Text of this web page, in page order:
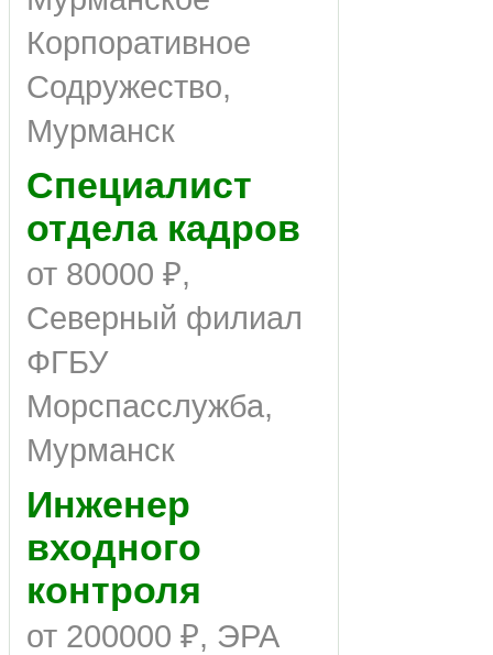
Корпоративное
Содружество,
Мурманск
Специалист
отдела кадров
от 80000 ₽,
Северный филиал
ФГБУ
Морспасслужба,
Мурманск
Инженер
входного
контроля
от 200000 ₽, ЭРА